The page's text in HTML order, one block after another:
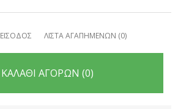
ΕΙΣΟΔΟΣ ΛΙΣΤΑ ΑΓΑΠΗΜΕΝΩΝ (0)
ΚΑΛΑΘΙ ΑΓΟΡΩΝ (0)